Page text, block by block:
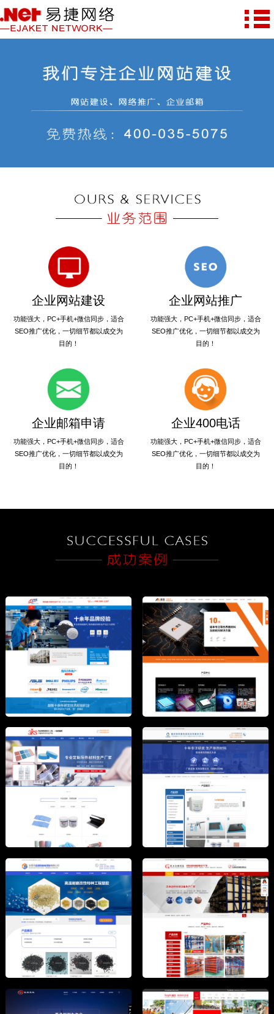
企业网站建设
功能强大，PC+手机+微信同步，适合
SEO推广优化，一切细节都以成交为
目的！
企业网站推广
功能强大，PC+手机+微信同步，适合
SEO推广优化，一切细节都以成交为
目的！
企业邮箱申请
功能强大，PC+手机+微信同步，适合
SEO推广优化，一切细节都以成交为
目的！
企业400电话
功能强大，PC+手机+微信同步，适合
SEO推广优化，一切细节都以成交为
目的！